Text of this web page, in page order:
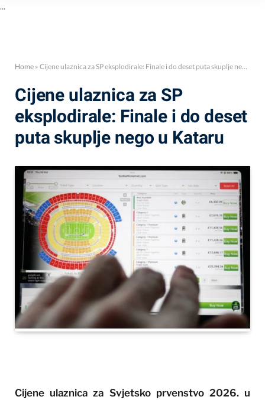
...
Home » Cijene ulaznica za SP eksplodirale: Finale i do deset puta skuplje nego u Kataru
Cijene ulaznica za SP
eksplodirale: Finale i do deset
puta skuplje nego u Kataru
Cijene ulaznica za Svjetsko prvenstvo 2026. u